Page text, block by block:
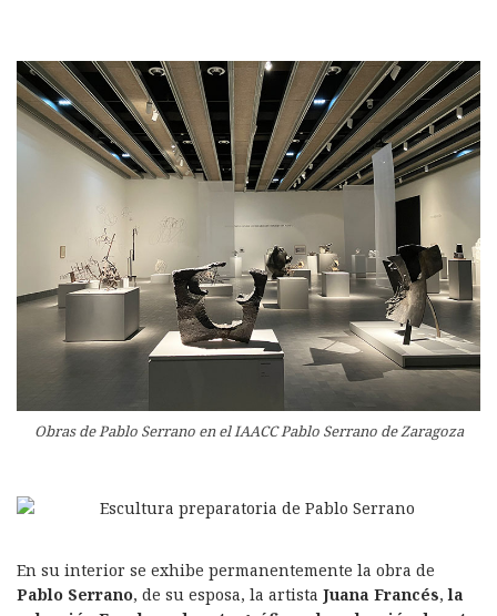
Obras de Pablo Serrano en el IAACC Pablo Serrano de Zaragoza
En su interior se exhibe permanentemente la obra de
Pablo Serrano, de su esposa, la artista Juana Francés,la